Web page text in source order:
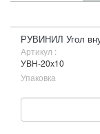
РУВИНИЛ Угол
Артикул :
УВН-20х10
Упаковка